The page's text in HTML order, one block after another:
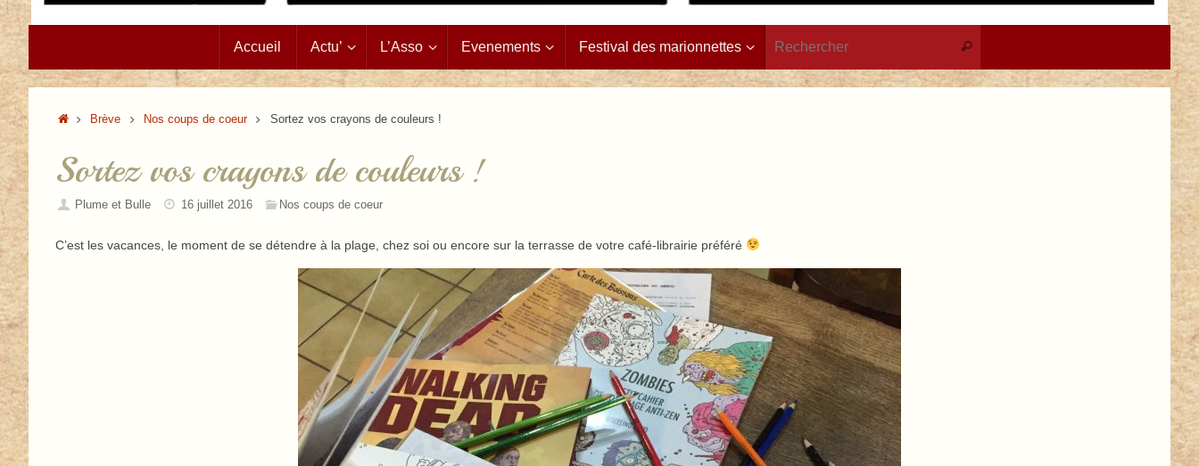
contenu
Accueil Actu’ L’Asso Evenements Festival des marionnettes Rechercher
Accueil
Brève Nos coups de coeur Sortez vos crayons de couleurs !
Sortez vos crayons de couleurs !
Plume et Bulle 16 juillet 2016 Nos coups de coeur
C’est les vacances, le moment de se détendre à la plage, chez soi ou encore sur la terrasse de votre café-librairie préféré